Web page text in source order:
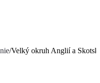
/Velký okruh Anglií a